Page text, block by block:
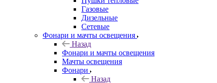
Газовые
Дизельные
Сетевые
Фонари и мачты освещения
Назад
Фонари и мачты освещения
Мачты освещения
Фонари
Назад